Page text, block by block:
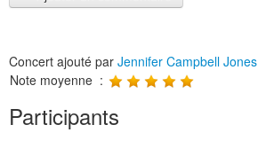
Concert ajouté par Jennifer Campbell Jones
Note moyenne :
Participants